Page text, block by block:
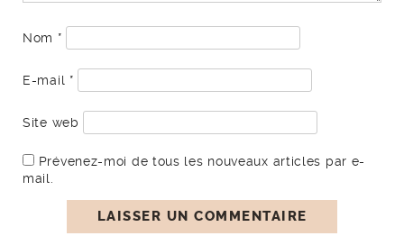
Nom *
E-mail *
Site web
Prévenez-moi de tous les nouveaux articles par e-
mail.